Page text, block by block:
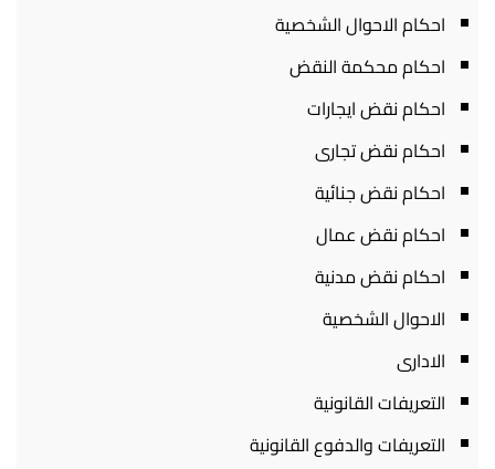
احكام الاحوال الشخصية
احكام محكمة النقض
احكام نقض ايجارات
احكام نقض تجارى
احكام نقض جنائية
احكام نقض عمال
احكام نقض مدنية
الاحوال الشخصية
الادارى
التعريفات القانونية
التعريفات والدفوع القانونية